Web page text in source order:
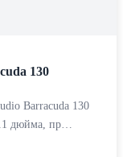
130
Barracuda 130
дюйма, пр…